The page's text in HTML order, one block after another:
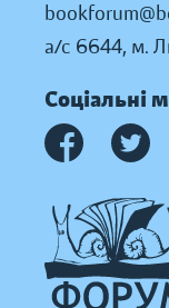
а/с 6644, м.
Соціальні